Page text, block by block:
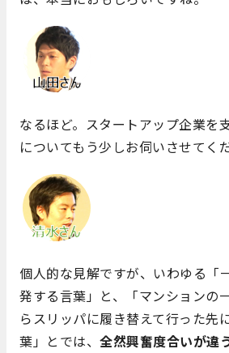
なるほど。スタートアップ企業を
についてもう少しお伺いさせてく
個人的な見解ですが、いわゆる「
発する言葉」と、「マンションの
らスリッパに履き替えて行った先
葉」とでは、 全然興奮度合いが違